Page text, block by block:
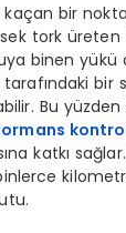
kaçan bir
tork
binen yükü
bir
Bu yüzden
katkı